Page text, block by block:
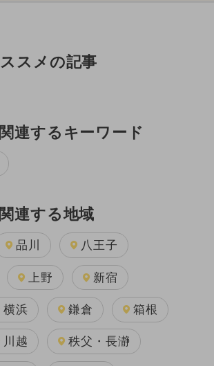
スメの記事
連するキーワード
連する地域
品川 八王子
上野 新宿
横浜 鎌倉 箱根
川越 秩父・長瀞